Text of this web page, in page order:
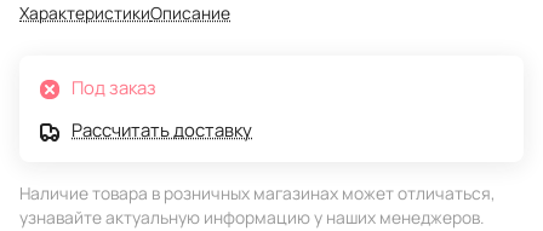
ХарактеристикиОписание
Под заказ
Рассчитать доставку
Наличие товара в розничных магазинах может отличаться,
узнавайте актуальную информацию у наших менеджеров.